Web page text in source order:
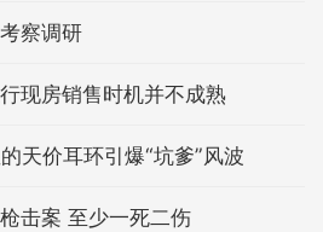
察调研
现房销售时机并不成熟
天价耳环引爆“坑爹”风波
击案 至少一死二伤